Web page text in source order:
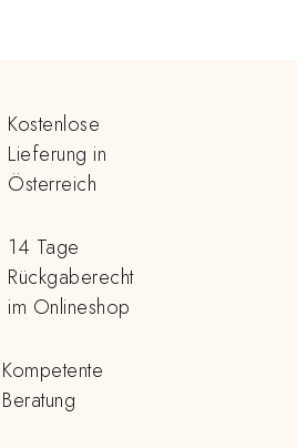
Kostenlose
Lieferung in
Österreich
14 Tage
Rückgaberecht
im Onlineshop
Kompetente
Beratung